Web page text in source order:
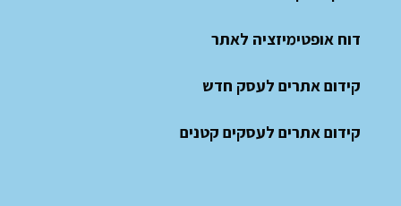
דוח אופטימיזציה לאתר
קידום אתרים לעסק חדש
קידום אתרים לעסקים קטנים